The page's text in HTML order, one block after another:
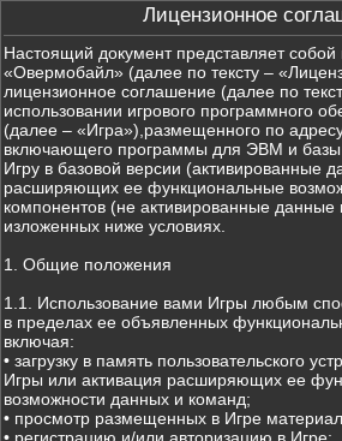
Лицензионное
Настоящий документ представляет
«Овермобайл» (далее по тексту –
лицензионное соглашение (далее по
использовании игрового программного
(далее – «Игра»),размещенного по
включающего программы для ЭВМ и
Игру в базовой версии (активированные
расширяющих ее функциональные
компонентов (не активированные
изложенных ниже условиях.
1. Общие положения
1.1. Использование вами Игры любым
в пределах ее объявленных
включая:
• загрузку в память пользовательского
Игры или активация расширяющих ее
возможности данных и команд;
• просмотр размещенных в Игре